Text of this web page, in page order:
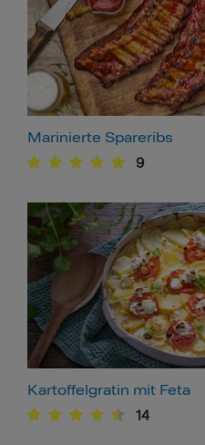
Marinierte Spareribs
9
Kartoffelgratin mit Feta
14